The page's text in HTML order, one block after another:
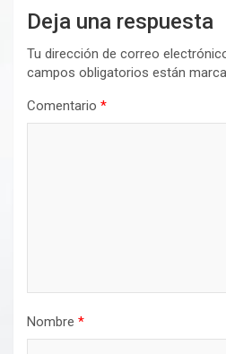
Deja una respuesta
Tu dirección de correo
campos obligatorios están
Comentario *
Nombre *